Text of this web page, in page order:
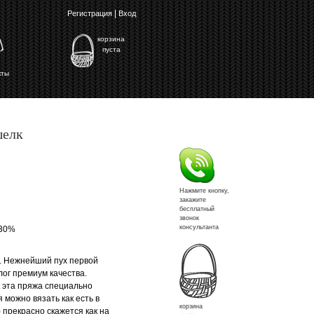
Регистрация Вход
корзина
пуста
Нажмите кнопку,
закажите
бесплатный
звонок
консультанта
корзина
Нежнейший пух первой
премиум качества.
пряжа специально
вязать как есть в
скажется как на